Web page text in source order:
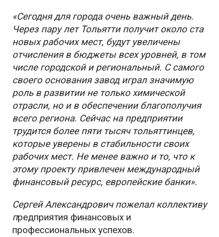
«Сегодня для города очень важный день.
Через пару лет Тольятти получит около ста
новых рабочих мест, будут увеличены
отчисления в бюджеты всех уровней, в том
числе городской и региональный. С самого
своего основания завод играл значимую
роль в развитии не только химической
отрасли, но и в обеспечении благополучия
всего региона. Сейчас на предприятии
трудится более пяти тысяч тольяттинцев,
которые уверены в стабильности своих
рабочих мест. Не менее важно и то, что к
этому проекту привлечен международный
финансовый ресурс, европейские банки».
Сергей Александрович пожелал коллективу
предприятия финансовых и
профессиональных успехов.